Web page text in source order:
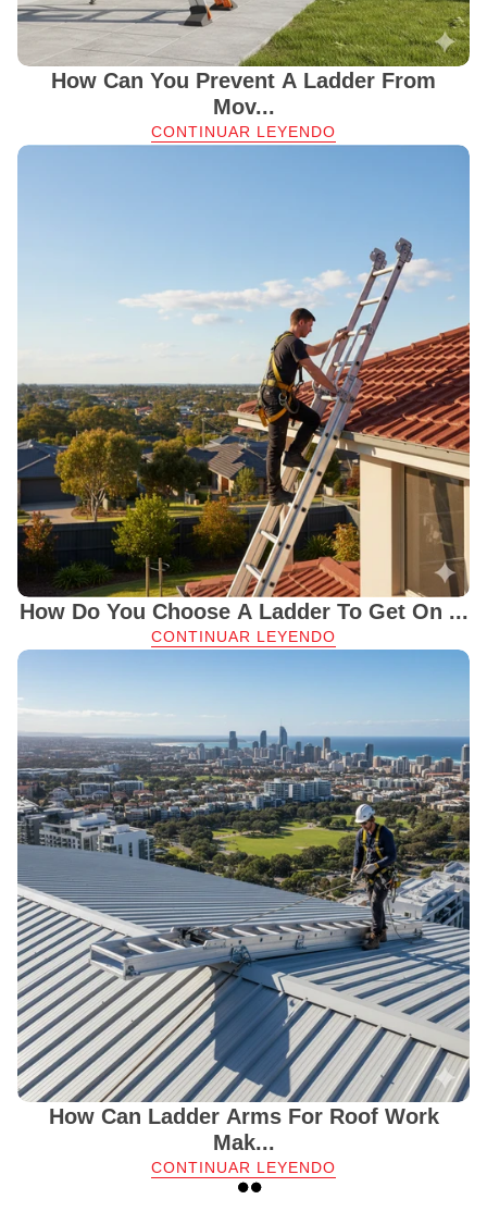
How Can You Prevent A Ladder From
Mov...
CONTINUAR LEYENDO
How Do You Choose A Ladder To Get On ...
CONTINUAR LEYENDO
How Can Ladder Arms For Roof Work
Mak...
CONTINUAR LEYENDO